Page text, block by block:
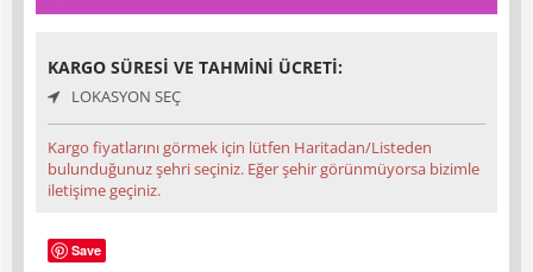
KARGO SÜRESI VE TAHMINI ÜCRETI:
LOKASYON SEÇ
Kargo fiyatlarını görmek için lütfen Haritadan/Listeden
bulunduğunuz şehri seçiniz. Eğer şehir görünmüyorsa bizimle
iletişime geçiniz.
Save